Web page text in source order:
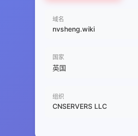
域名
nvsheng.wiki
国家
英国
组织
CNSERVERS LLC